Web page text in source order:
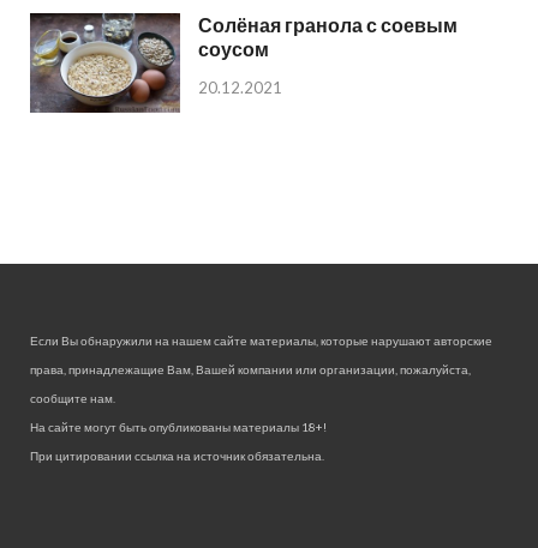
Солёная гранола с соевым
соусом
20.12.2021
Если Вы обнаружили на нашем сайте материалы, которые нарушают авторские
права, принадлежащие Вам, Вашей компании или организации, пожалуйста,
сообщите нам.
На сайте могут быть опубликованы материалы 18+!
При цитировании ссылка на источник обязательна.